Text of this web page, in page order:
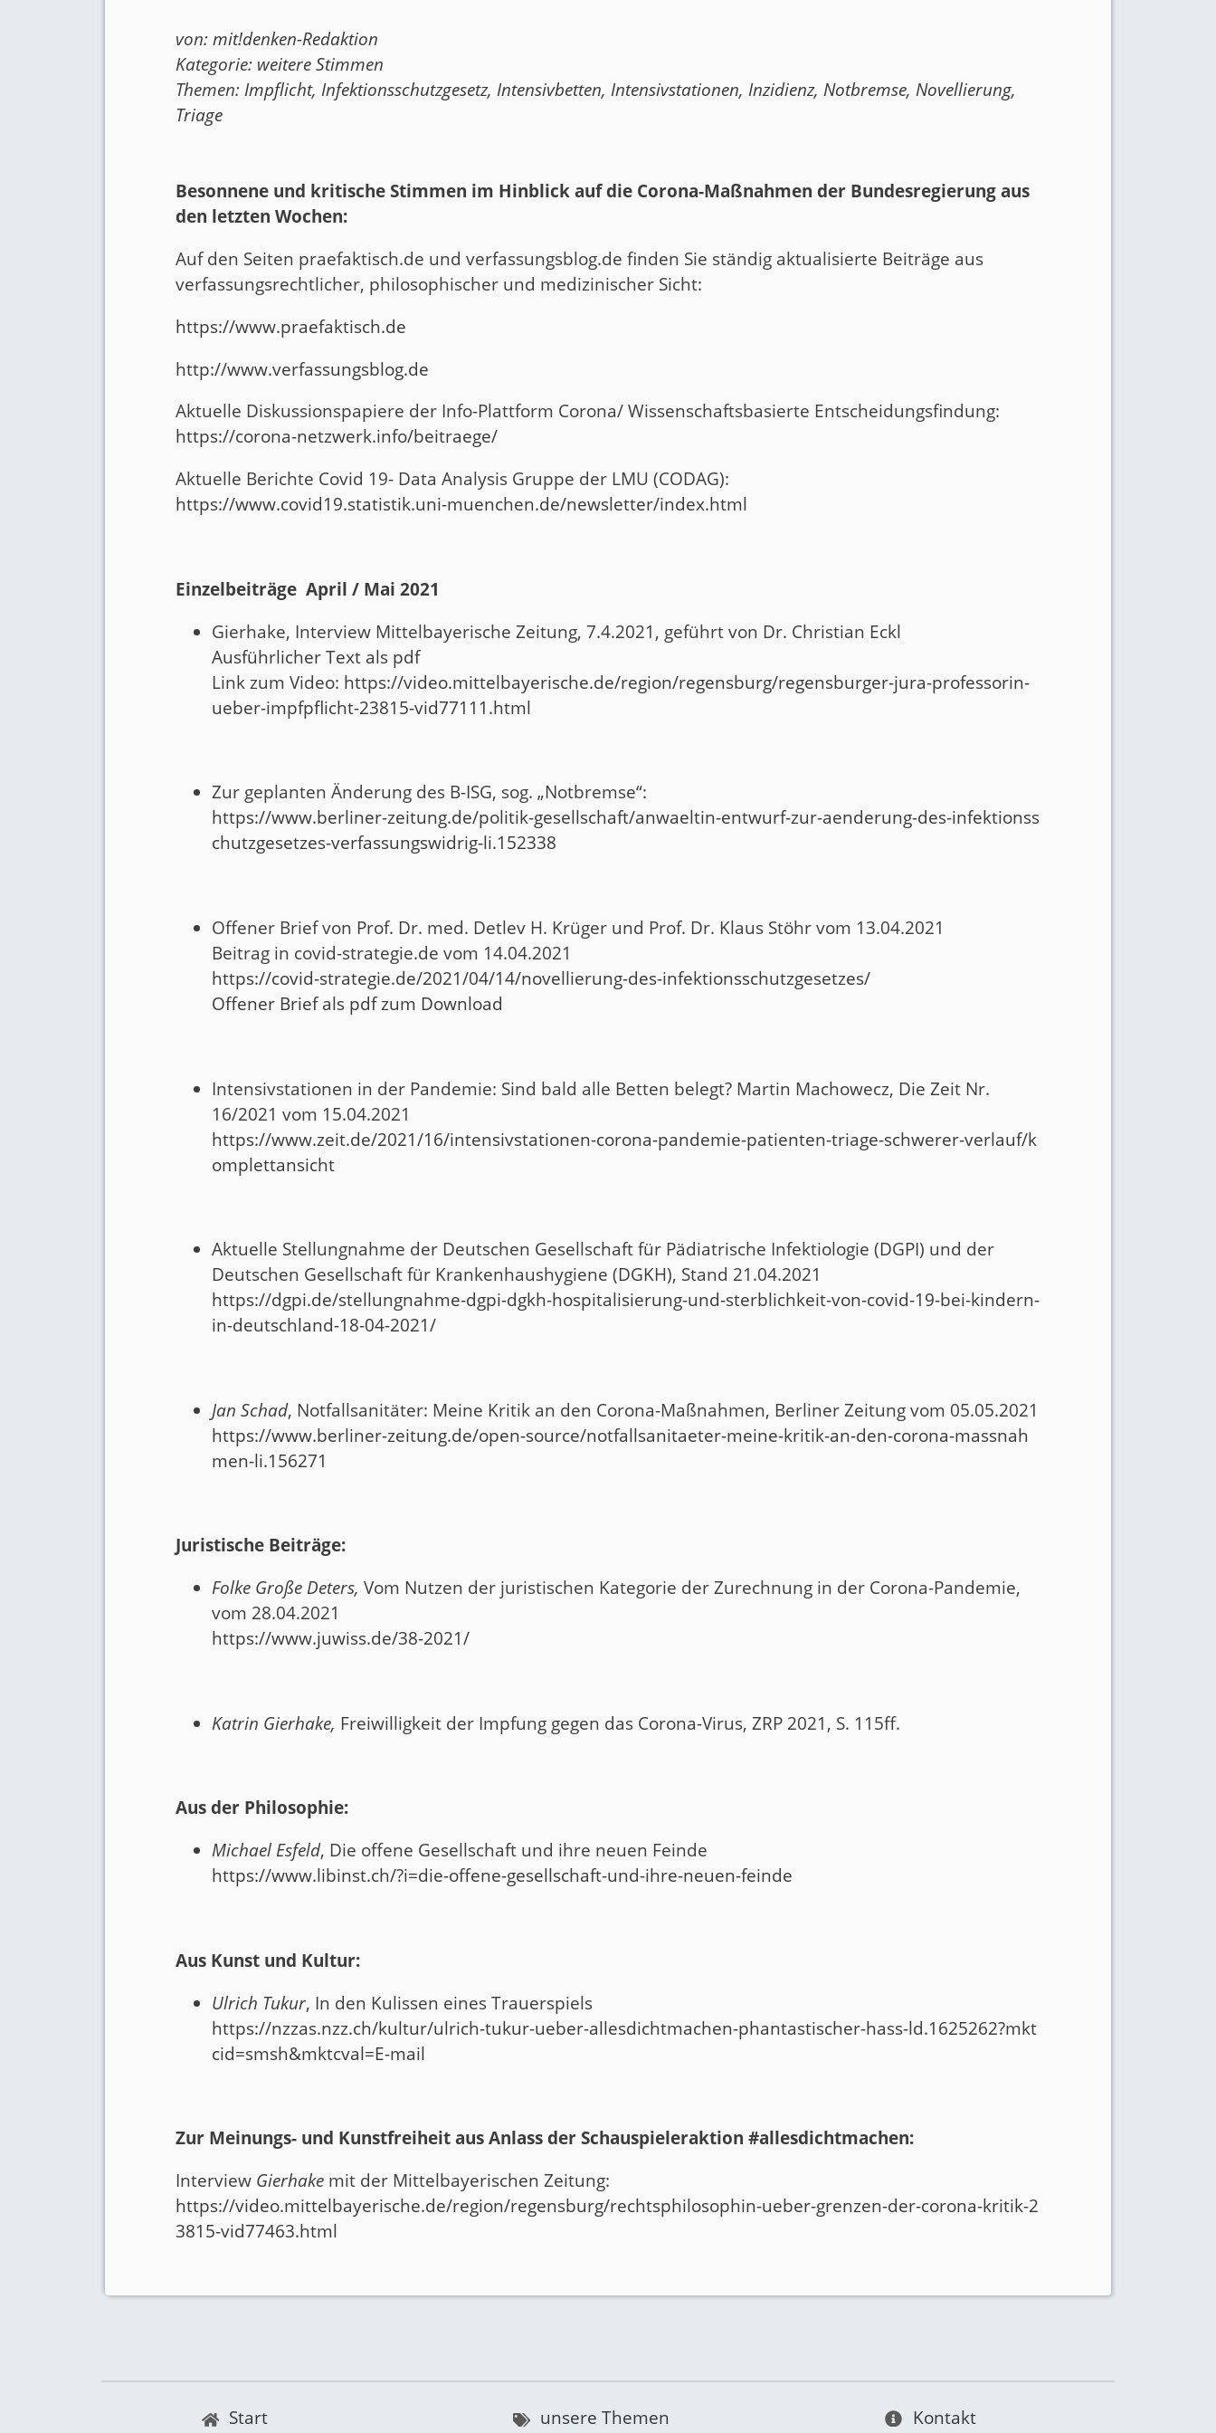
von:mit!denken-Redaktion
Kategorie: weitere Stimmen
Themen: Impflicht, Infektionsschutzgesetz, Intensivbetten, Intensivstationen, Inzidienz,Notbremse,Novellierung,
Triage
Besonnene und kritische Stimmen im Hinblick auf die Corona-Maßnahmen der Bundesregierung aus
den letzten Wochen:
Auf den Seiten praefaktisch.de und verfassungsblog.de finden Sie ständig aktualisierte Beiträge aus
verfassungsrechtlicher, philosophischer und medizinischer Sicht:
https://www.praefaktisch.de
http://www.verfassungsblog.de
Aktuelle Diskussionspapiere der Info-Plattform Corona/ Wissenschaftsbasierte Entscheidungsfindung:
https://corona-netzwerk.info/beitraege/
Aktuelle Berichte Covid 19- Data Analysis Gruppe der LMU (CODAG):
https://www.covid19.statistik.uni-muenchen.de/newsletter/index.html
Einzelbeiträge April / Mai 2021
Gierhake, Interview Mittelbayerische Zeitung, 7.4.2021, geführt von Dr. Christian Eckl
Ausführlicher Text als pdf
Link zum Video: https://video.mittelbayerische.de/region/regensburg/regensburger-jura-professorin-
ueber-impfpflicht-23815-vid77111.html
Zur geplanten Änderung des B-ISG, sog. „Notbremse“:
https://www.berliner-zeitung.de/politik-gesellschaft/anwaeltin-entwurf-zur-aenderung-des-infektionss
chutzgesetzes-verfassungswidrig-li.152338
Offener Brief von Prof. Dr. med. Detlev H. Krüger und Prof. Dr. Klaus Stöhr vom 13.04.2021
Beitrag in covid-strategie.de vom 14.04.2021
https://covid-strategie.de/2021/04/14/novellierung-des-infektionsschutzgesetzes/
Offener Brief als pdf zum Download
Intensivstationen in der Pandemie: Sind bald alle Betten belegt? Martin Machowecz, Die Zeit Nr.
16/2021 vom 15.04.2021
https://www.zeit.de/2021/16/intensivstationen-corona-pandemie-patienten-triage-schwerer-verlauf/k
omplettansicht
Aktuelle Stellungnahme der Deutschen Gesellschaft für Pädiatrische Infektiologie (DGPI) und der
Deutschen Gesellschaft für Krankenhaushygiene (DGKH), Stand 21.04.2021
https://dgpi.de/stellungnahme-dgpi-dgkh-hospitalisierung-und-sterblichkeit-von-covid-19-bei-kindern-
in-deutschland-18-04-2021/
Jan Schad, Notfallsanitäter: Meine Kritik an den Corona-Maßnahmen, Berliner Zeitung vom 05.05.2021
https://www.berliner-zeitung.de/open-source/notfallsanitaeter-meine-kritik-an-den-corona-massnah
men-li.156271
Juristische Beiträge:
Folke Große Deters,Vom Nutzen der juristischen Kategorie der Zurechnung in der Corona-Pandemie,
vom 28.04.2021
https://www.juwiss.de/38-2021/
Katrin Gierhake, Freiwilligkeit der Impfung gegen das Corona-Virus, ZRP 2021, S. 115ff.
Aus der Philosophie:
Michael Esfeld, Die offene Gesellschaft und ihre neuen Feinde
https://www.libinst.ch/?i=die-offene-gesellschaft-und-ihre-neuen-feinde
Aus Kunst und Kultur:
Ulrich Tukur, In den Kulissen eines Trauerspiels
https://nzzas.nzz.ch/kultur/ulrich-tukur-ueber-allesdichtmachen-phantastischer-hass-ld.1625262?mkt
cid=smsh&mktcval=E-mail
Zur Meinungs- und Kunstfreiheit aus Anlass der Schauspieleraktion #allesdichtmachen:
Interview Gierhake mit der Mittelbayerischen Zeitung:
https://video.mittelbayerische.de/region/regensburg/rechtsphilosophin-ueber-grenzen-der-corona-kritik-2
3815-vid77463.html
Start unsere Themen Kontakt